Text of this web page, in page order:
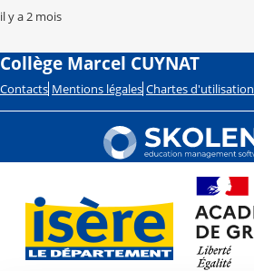
il y a 2 mois
Collège Marcel CUYNAT
Contacts Mentions légales Chartes d'utilisation